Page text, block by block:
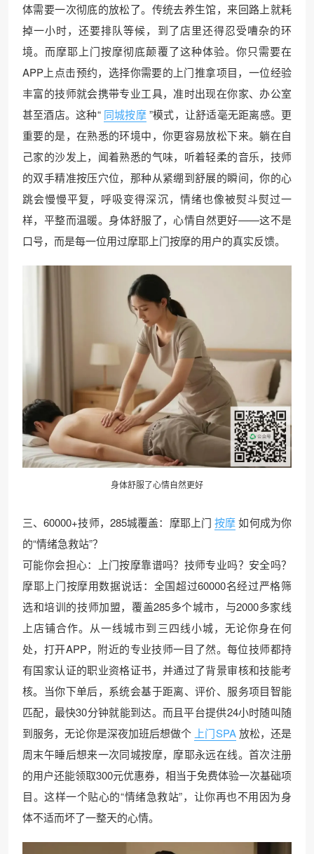
体需要一次彻底的放松了。传统去养生馆，来回路上就耗
掉一小时，还要排队等候，到了店里还得忍受嘈杂的环
境。而摩耶上门按摩彻底颠覆了这种体验。你只需要在
APP上点击预约，选择你需要的上门推拿项目，一位经验
丰富的技师就会携带专业工具，准时出现在你家、办公室
甚至酒店。这种“ 同城按摩”模式，让舒适毫无距离感。更
重要的是，在熟悉的环境中，你更容易放松下来。躺在自
己家的沙发上，闻着熟悉的气味，听着轻柔的音乐，技师
的双手精准按压穴位，那种从紧绷到舒展的瞬间，你的心
跳会慢慢平复，呼吸变得深沉，情绪也像被熨斗熨过一
样，平整而温暖。身体舒服了，心情自然更好——这不是
口号，而是每一位用过摩耶上门按摩的用户的真实反馈。
身体舒服了心情自然更好
三、60000+技师，285城覆盖：摩耶上门 按摩 如何成为你
的“情绪急救站”？
可能你会担心：上门按摩靠谱吗？技师专业吗？安全吗？
摩耶上门按摩用数据说话：全国超过60000名经过严格筛
选和培训的技师加盟，覆盖285多个城市，与2000多家线
上店铺合作。从一线城市到三四线小城，无论你身在何
处，打开APP，附近的专业技师一目了然。每位技师都持
有国家认证的职业资格证书，并通过了背景审核和技能考
核。当你下单后，系统会基于距离、评价、服务项目智能
匹配，最快30分钟就能到达。而且平台提供24小时随叫随
到服务，无论你是深夜加班后想做个 上门SPA 放松，还是
周末午睡后想来一次同城按摩，摩耶永远在线。首次注册
的用户还能领取300元优惠券，相当于免费体验一次基础项
目。这样一个贴心的“情绪急救站”，让你再也不用因为身
体不适而坏了一整天的心情。